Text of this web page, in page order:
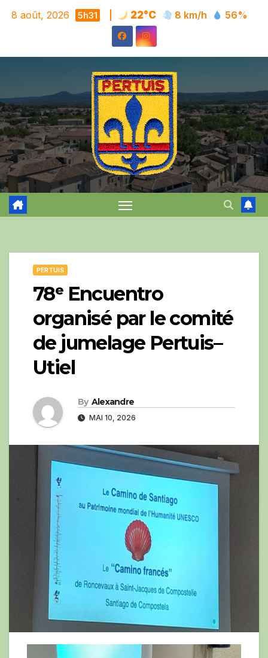
Skip
8 août, 2026 5h31 22°C 8 km/h 56%
PERTUIS
78ᵉ Encuentro
organisé par le comité
de jumelage Pertuis–
Utiel
By Alexandre
MAI 10, 2026